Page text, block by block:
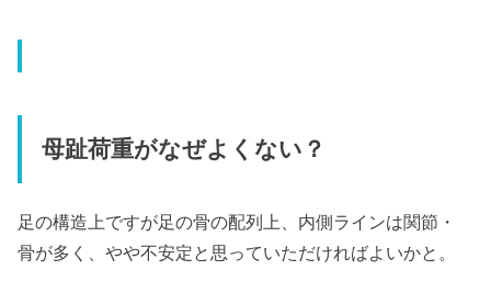
母趾荷重がなぜよくない？
足の構造上ですが足の骨の配列上、内側ラインは関節・
骨が多く、やや不安定と思っていただければよいかと。